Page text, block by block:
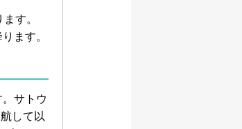
す。
ます。
サトウ
して以